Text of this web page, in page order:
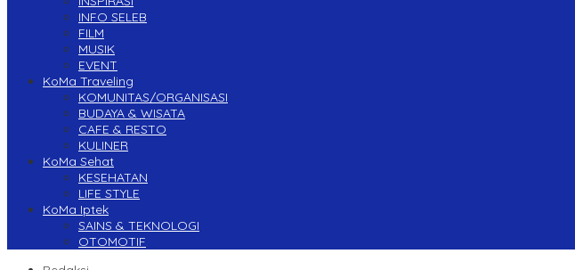
INFO SELEB
FILM
MUSIK
EVENT
KoMa Traveling
KOMUNITAS/ORGANISASI
BUDAYA & WISATA
CAFE & RESTO
KULINER
KoMa Sehat
KESEHATAN
LIFE STYLE
KoMa Iptek
SAINS & TEKNOLOGI
OTOMOTIF